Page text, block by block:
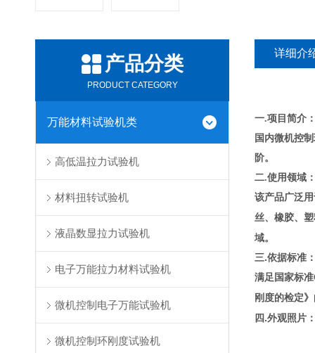
产品分类
PRODUCT CATEGORY
万能材料试验机类
高低温拉力试验机
材料扭转试验机
液晶数显拉力试验机
电子万能拉力材料试验机
微机控制电子万能试验机
微机控制环刚度试验机
详细介
一.项目简介
国内微机控制
阶。
二.使用领域
该产品广泛
丝、橡胶、
域。
三.依据标准
满足国家标
刚度的检定》
四.外观照片